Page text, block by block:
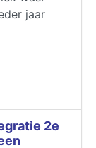
jaar
2e